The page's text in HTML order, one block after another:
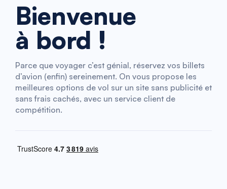
Bienvenue
à bord !
Parce que voyager c’est génial, réservez vos billets
d’avion (enfin) sereinement. On vous propose les
meilleures options de vol sur un site sans publicité et
sans frais cachés, avec un service client de
compétition.